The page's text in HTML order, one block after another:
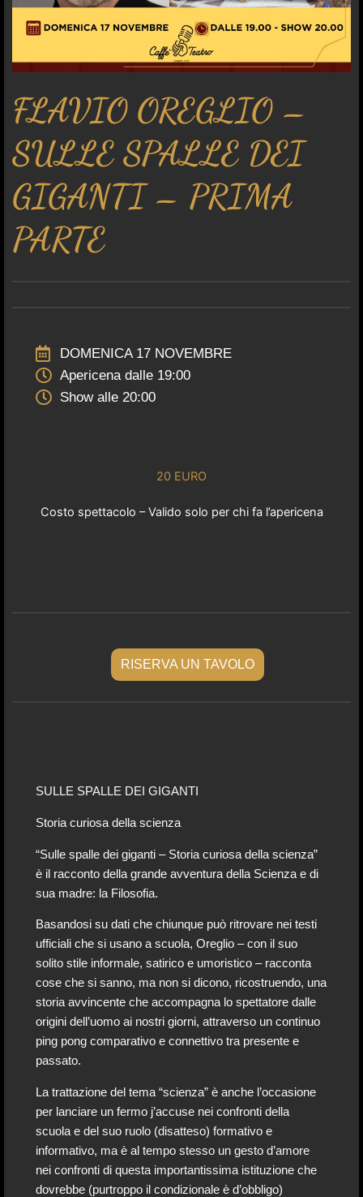
FLAVIO OREGLIO –
SULLE SPALLE DEI
GIGANTI – PRIMA
PARTE
DOMENICA 17 NOVEMBRE
Apericena dalle 19:00
Show alle 20:00
20 EURO
Costo spettacolo – Valido solo per chi fa l’apericena
RISERVA UN TAVOLO
SULLE SPALLE DEI GIGANTI
Storia curiosa della scienza
“Sulle spalle dei giganti – Storia curiosa della scienza”
è il racconto della grande avventura della Scienza e di
sua madre: la Filosofia.
Basandosi su dati che chiunque può ritrovare nei testi
ufficiali che si usano a scuola, Oreglio – con il suo
solito stile informale, satirico e umoristico – racconta
cose che si sanno, ma non si dicono, ricostruendo, una
storia avvincente che accompagna lo spettatore dalle
origini dell’uomo ai nostri giorni, attraverso un continuo
ping pong comparativo e connettivo tra presente e
passato.
La trattazione del tema “scienza” è anche l’occasione
per lanciare un fermo j’accuse nei confronti della
scuola e del suo ruolo (disatteso) formativo e
informativo, ma è al tempo stesso un gesto d’amore
nei confronti di questa importantissima istituzione che
dovrebbe (purtroppo il condizionale è d’obbligo)